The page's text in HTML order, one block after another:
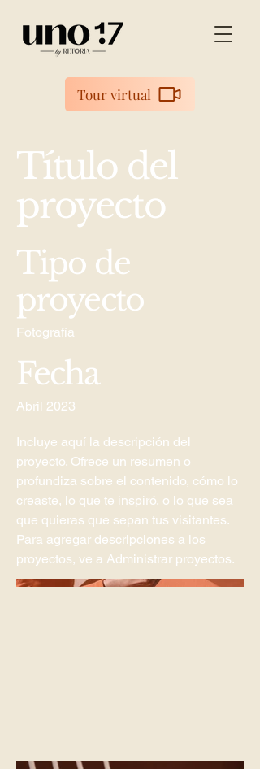
Tour virtual
Título del
proyecto
Tipo de
proyecto
Fotografía
Fecha
Abril 2023
Incluye aquí la descripción del
proyecto. Ofrece un resumen o
profundiza sobre el contenido, cómo lo
creaste, lo que te inspiró, o lo que sea
que quieras que sepan tus visitantes.
Para agregar descripciones a los
proyectos, ve a Administrar proyectos.